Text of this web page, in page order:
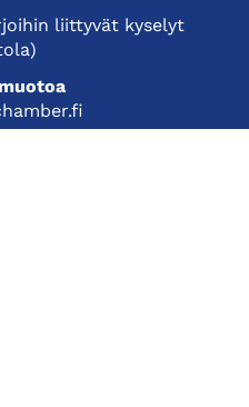
liittyvät kyselyt